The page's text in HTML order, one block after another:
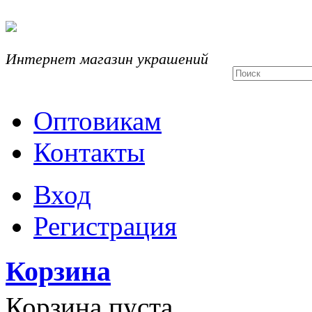
Интернет магазин украшений
Оптовикам
Контакты
Вход
Регистрация
Корзина